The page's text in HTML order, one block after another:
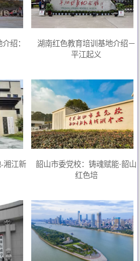
绍：
湖南红色教育培训基地介绍－
平江起义
湘江新
韶山市委党校：铸魂赋能·韶山
红色培